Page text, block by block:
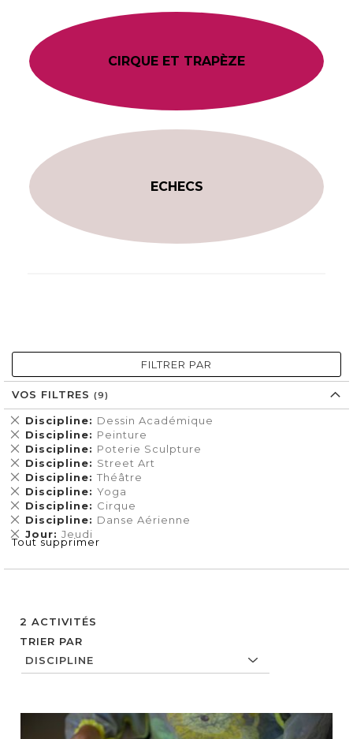
CIRQUE ET TRAPÈZE
ECHECS
2 ACTIVITÉS
TRIER PAR
FILTRER PAR
VOS FILTRES
Discipline Dessin Académique
Supprimer
cet
Élément
Discipline Peinture
Supprimer
cet
Élément
Discipline Poterie Sculpture
Supprimer
cet
Élément
Discipline Street Art
Supprimer
cet
Élément
Discipline Théâtre
Supprimer
cet
Élément
Discipline Yoga
Supprimer
cet
Élément
Discipline Cirque
Supprimer
cet
Élément
Discipline Danse Aérienne
Supprimer
cet
Élément
Jour Jeudi
Supprimer
cet
Tout supprimer